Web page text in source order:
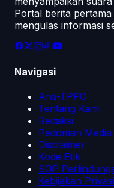
Portal berita
mengulas informasi
Navigasi
Anti-TPPO
Tentang Kami
Redaksi
Pedoman
Disclaimer
Kode Etik
SOP
Kebijakan Privasi